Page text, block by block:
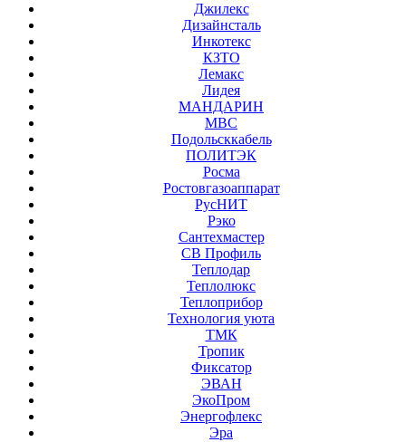
Джилекс
Дизайнсталь
Инкотекс
КЗТО
Лемакс
Лидея
МАНДАРИН
МВС
Подольсккабель
ПОЛИТЭК
Росма
Ростовгазоаппарат
РусНИТ
Рэко
Сантехмастер
СВ Профиль
Теплодар
Теплолюкс
Теплоприбор
Технология уюта
ТМК
Тропик
Фиксатор
ЭВАН
ЭкоПром
Энергофлекс
Эра